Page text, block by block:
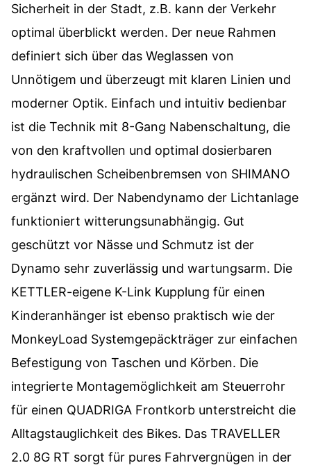
Sicherheit in der Stadt, z.B. kann der Verkehr
optimal überblickt werden. Der neue Rahmen
definiert sich über das Weglassen von
Unnötigem und überzeugt mit klaren Linien und
moderner Optik. Einfach und intuitiv bedienbar
ist die Technik mit 8-Gang Nabenschaltung, die
von den kraftvollen und optimal dosierbaren
hydraulischen Scheibenbremsen von SHIMANO
ergänzt wird. Der Nabendynamo der Lichtanlage
funktioniert witterungsunabhängig. Gut
geschützt vor Nässe und Schmutz ist der
Dynamo sehr zuverlässig und wartungsarm. Die
KETTLER-eigene K-Link Kupplung für einen
Kinderanhänger ist ebenso praktisch wie der
MonkeyLoad Systemgepäckträger zur einfachen
Befestigung von Taschen und Körben. Die
integrierte Montagemöglichkeit am Steuerrohr
für einen QUADRIGA Frontkorb unterstreicht die
Alltagstauglichkeit des Bikes. Das TRAVELLER
2.0 8G RT sorgt für pures Fahrvergnügen in der